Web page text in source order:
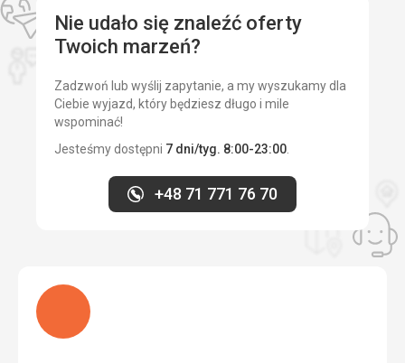
Nie udało się znaleźć oferty
Twoich marzeń?
Zadzwoń lub wyślij zapytanie, a my wyszukamy dla
Ciebie wyjazd, który będziesz długo i mile
wspominać!
Jesteśmy dostępni 7 dni/tyg. 8:00-23:00.
+48 71 771 76 70
Ładuję